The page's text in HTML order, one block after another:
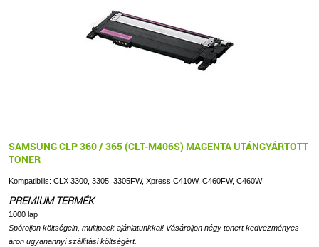
SAMSUNG CLP 360 / 365 (CLT-M406S) MAGENTA UTÁNGYÁRTOTT
TONER
Kompatibilis: CLX 3300, 3305, 3305FW, Xpress C410W, C460FW, C460W
PREMIUM TERMÉK
1000 lap
Spóroljon költségein, multipack ajánlatunkkal! Vásároljon négy tonert kedvezményes
áron ugyanannyi szállítási költségért.